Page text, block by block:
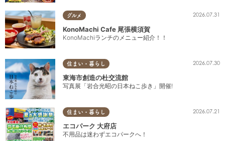
グルメ 2026.07.31
KonoMachi Cafe 尾張横須賀
KonoMachiランチのメニュー紹介！！
住まい・暮らし 2026.07.30
東海市創造の杜交流館
写真展「岩合光昭の日本ねこ歩き」開催!
住まい・暮らし 2026.07.21
エコパーク 大府店
不用品は迷わずエコパークへ！